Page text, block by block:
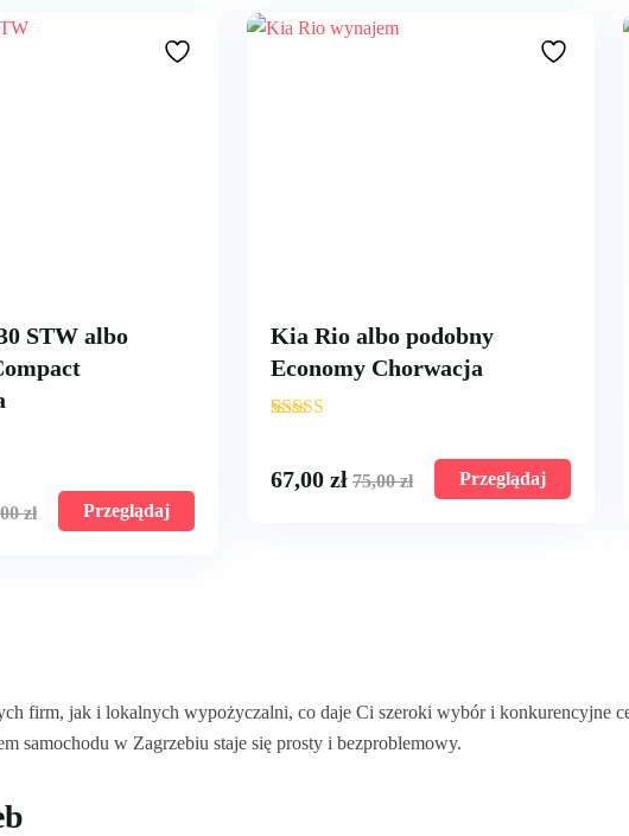
STW albo
zł Przeglądaj
Kia Rio albo podobny
Economy Chorwacja
'
67,00 zł 75,00zł Przeglądaj
firm, jak i lokalnych wypożyczalni, co daje Ci szeroki wybór i konkurencyjne
samochodu w Zagrzebiu staje się prosty i bezproblemowy.